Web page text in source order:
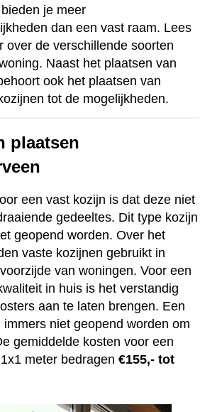
je meer
dan een vast raam. Lees
over de verschillende soorten
Naast het plaatsen van
ook het plaatsen van
tot de mogelijkheden.
plaatsen
een vast kozijn is dat deze niet
gedeeltes. Dit type kozijn
geopend worden. Over het
vaste kozijnen gebruikt in
van woningen. Voor een
in huis is het verstandig
aan te laten brengen. Een
niet geopend worden om
gemiddelde kosten voor een
meter bedragen €155,- tot